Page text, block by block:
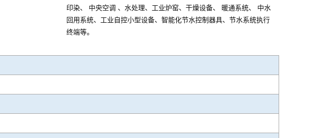
印染、 中央空调 、水处理、工业炉窑、干燥设备、 暖通系统、 中水
回用系统、工业自控小型设备、智能化节水控制器具、节水系统执行
终端等。